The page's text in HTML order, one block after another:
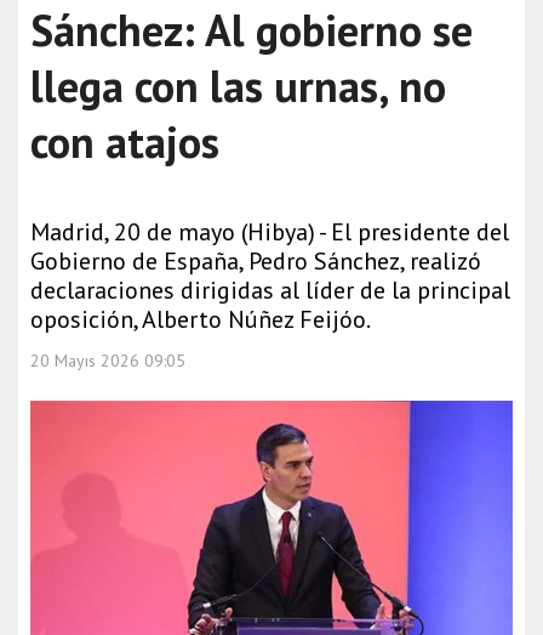
Sánchez: Al gobierno se
llega con las urnas, no
con atajos
Madrid, 20 de mayo (Hibya) - El presidente del
Gobierno de España, Pedro Sánchez, realizó
declaraciones dirigidas al líder de la principal
oposición, Alberto Núñez Feijóo.
20 Mayıs 2026 09:05